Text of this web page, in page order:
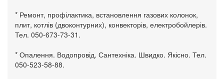
* Ремонт, профілактика, встановлення газових колонок,
плит, котлів (двоконтурних), конвекторів, електробойлерів.
Тел. 050-673-73-31.
* Опалення. Водопровід. Сантехніка. Швидко. Якісно. Тел.
050-523-58-88.